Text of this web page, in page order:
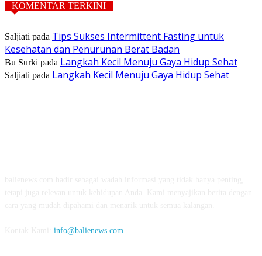
KOMENTAR TERKINI
Saljiati pada Tips Sukses Intermittent Fasting untuk
Kesehatan dan Penurunan Berat Badan
Bu Surki pada Langkah Kecil Menuju Gaya Hidup Sehat
Saljiati pada Langkah Kecil Menuju Gaya Hidup Sehat
info@balienews.com